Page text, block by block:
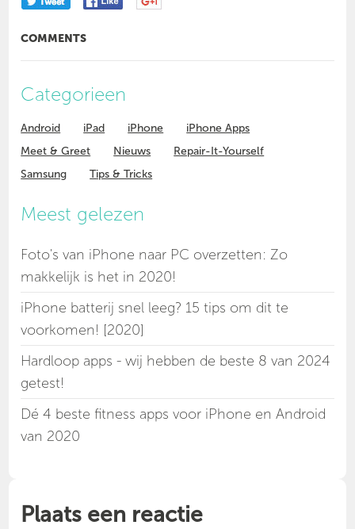
COMMENTS
Categorieen
Android iPad iPhone
iPhone Apps
Meet & Greet
Nieuws
Repair-It-Yourself
Samsung
Tips & Tricks
Meest gelezen
Foto's van iPhone naar PC overzetten: Zo
makkelijk is het in 2020!
iPhone batterij snel leeg? 15 tips om dit te
voorkomen! [2020]
Hardloop apps - wij hebben de beste 8 van 2024
getest!
Dé 4 beste fitness apps voor iPhone en Android
van 2020
Plaats een reactie